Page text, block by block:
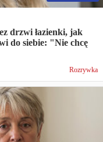
drzwi łazienki, jak
do siebie: "Nie chcę
Rozrywka